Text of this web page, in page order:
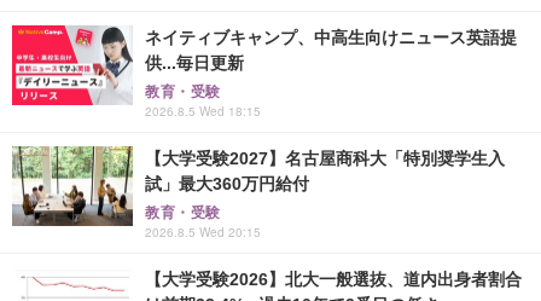
ネイティブキャンプ、中高生向けニュース英語提
供...毎日更新
教育・受験
2026.8.5 Wed 18:15
【大学受験2027】名古屋商科大「特別奨学生入
試」最大360万円給付
教育・受験
2026.8.5 Wed 20:15
【大学受験2026】北大一般選抜、道内出身者割合